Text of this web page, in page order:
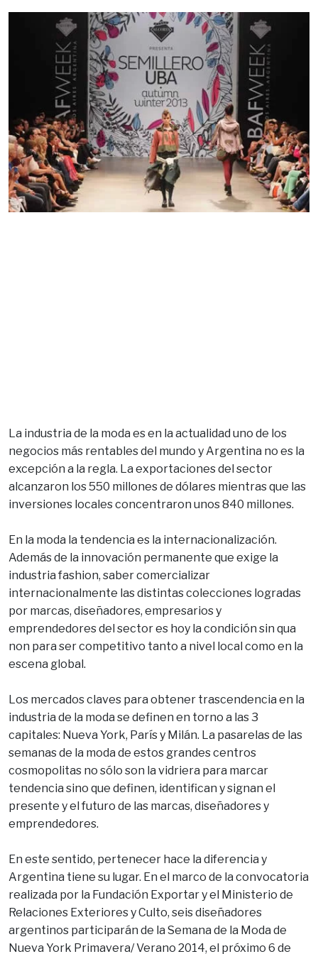
La industria de la moda es en la actualidad uno de los
negocios más rentables del mundo y Argentina no es la
excepción a la regla. La exportaciones del sector
alcanzaron los 550 millones de dólares mientras que las
inversiones locales concentraron unos 840 millones.
En la moda la tendencia es la internacionalización.
Además de la innovación permanente que exige la
industria fashion, saber comercializar
internacionalmente las distintas colecciones logradas
por marcas, diseñadores, empresarios y
emprendedores del sector es hoy la condición sin qua
non para ser competitivo tanto a nivel local como en la
escena global.
Los mercados claves para obtener trascendencia en la
industria de la moda se definen en torno a las 3
capitales: Nueva York, París y Milán. La pasarelas de las
semanas de la moda de estos grandes centros
cosmopolitas no sólo son la vidriera para marcar
tendencia sino que definen, identifican y signan el
presente y el futuro de las marcas, diseñadores y
emprendedores.
En este sentido, pertenecer hace la diferencia y
Argentina tiene su lugar. En el marco de la convocatoria
realizada por la Fundación Exportar y el Ministerio de
Relaciones Exteriores y Culto, seis diseñadores
argentinos participarán de la Semana de la Moda de
Nueva York Primavera/ Verano 2014, el próximo 6 de